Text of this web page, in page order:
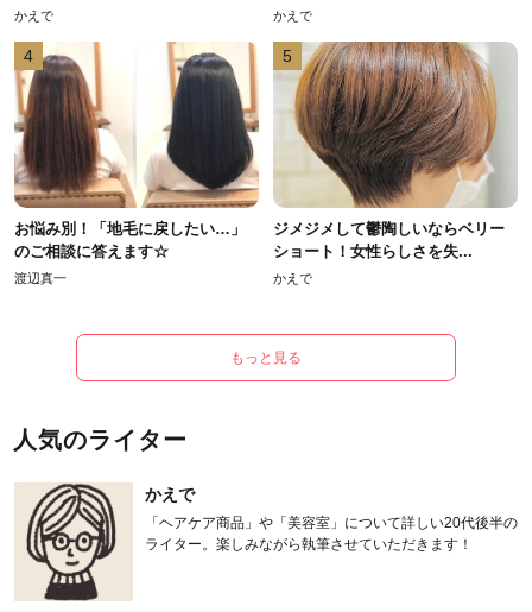
かえで かえで
4
お悩み別！「地毛に戻したい…」
のご相談に答えます☆
渡辺真一
5
ジメジメして鬱陶しいならベリー
ショート！女性らしさを失...
かえで
もっと見る
人気のライター
かえで
「ヘアケア商品」や「美容室」について詳しい20代後半の
ライター。楽しみながら執筆させていただきます！